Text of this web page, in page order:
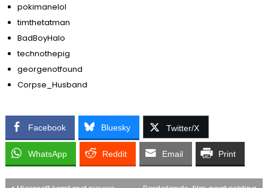
pokimanelol
timthetatman
BadBoyHalo
technothepig
georgenotfound
Corpse_Husband
Facebook Bluesky Twitter/X
WhatsApp Reddit Email Print